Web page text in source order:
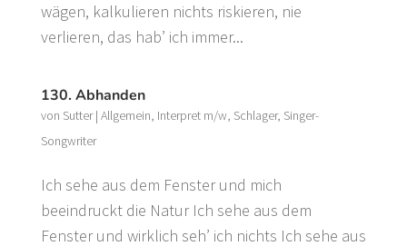
wägen, kalkulieren nichts riskieren, nie
verlieren, das hab’ ich immer...
130. Abhanden
von Sutter| Allgemein, Interpret m/w, Schlager, Singer-
Songwriter
Ich sehe aus dem Fenster und mich
beeindruckt die Natur Ich sehe aus dem
Fenster und wirklich seh’ ich nichts Ich sehe aus